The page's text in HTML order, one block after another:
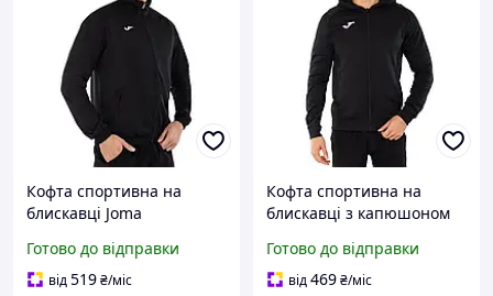
Кофта спортивна на
блискавці Joma
101579-100 L чорний для
тренувань
Готово до відправки
від519₴/міс
Кофта спортивна на
блискавці з капюшоном
чорний для тренувань
Готово до відправки
від469₴/міс